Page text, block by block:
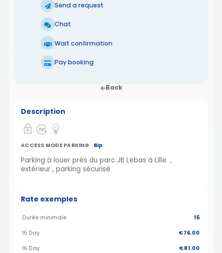
Send a request
Chat
Wait confirmation
Pay booking
Back
Description
ACCESS MODE PARKING Bip
Parking à louer près du parc JB Lebas à Lille ,
extérieur , parking sécurisé
Rate exemples
Durée minimale 15
15 Day €76.00
16 Day €81.00